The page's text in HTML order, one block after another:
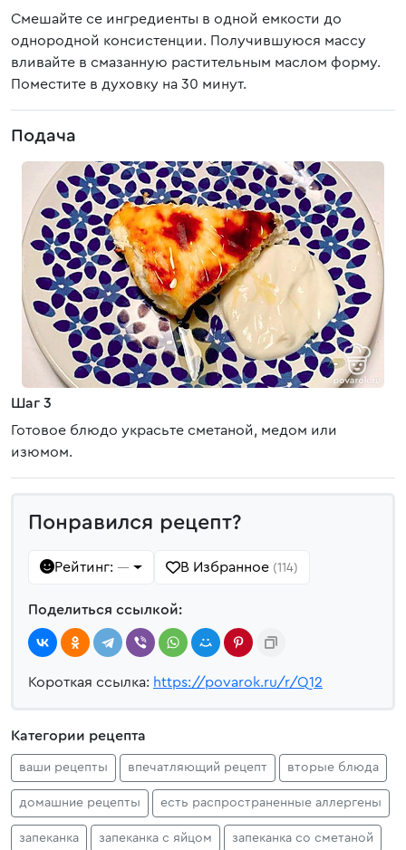
Смешайте се ингредиенты в одной емкости до
однородной консистенции. Получившуюся массу
вливайте в смазанную растительным маслом форму.
Поместите в духовку на 30 минут.
Подача
Шаг 3
Готовое блюдо украсьте сметаной, медом или
изюмом.
Понравился рецепт?
Рейтинг: — В Избранное (114)
Поделиться ссылкой:
Короткая ссылка: https://povarok.ru/r/Q12
Категории рецепта
ваши рецепты впечатляющий рецепт вторые блюда
домашние рецепты есть распространенные аллергены
запеканка запеканка с яйцом запеканка со сметаной